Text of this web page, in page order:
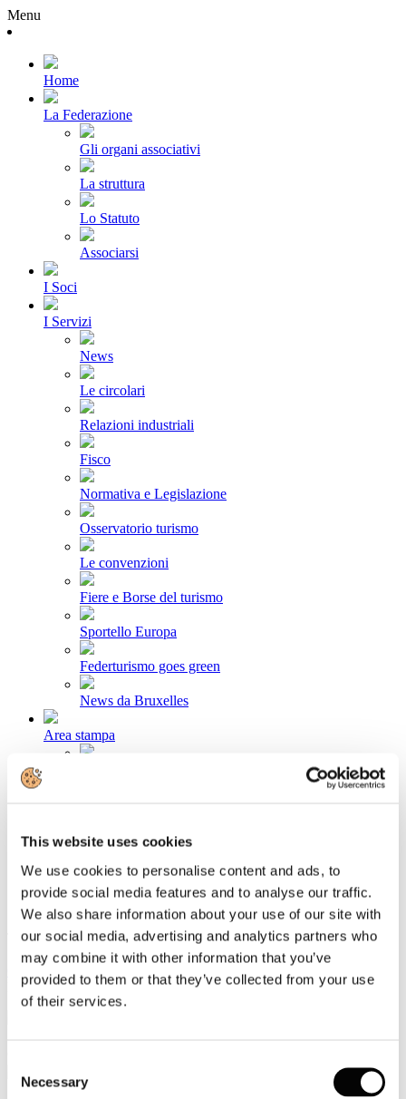
This website uses cookies
We use cookies to personalise content and ads, to
provide social media features and to analyse our traffic.
We also share information about your use of our site with
our social media, advertising and analytics partners who
may combine it with other information that you’ve
provided to them or that they’ve collected from your use
of their services.
Selection
Necessary
Menu
Home
La Federazione
Gli organi associativi
La struttura
Lo Statuto
Associarsi
I Soci
I Servizi
News
Le circolari
Relazioni industriali
Fisco
Normativa e Legislazione
Osservatorio turismo
Le convenzioni
Fiere e Borse del turismo
Sportello Europa
Federturismo goes green
News da Bruxelles
Area stampa
Video
Articoli e Interviste
Contatti
Tel. +39 320 57 80 986
Email segreteria@federturismo.it
Come aderire
Login